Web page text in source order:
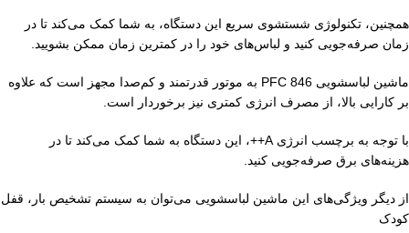
همچنین، تکنولوژی شستشوی سریع این دستگاه، به شما کمک می‌کند تا در
زمان صرفه‌جویی کنید و لباس‌های خود را در کمترین زمان ممکن بشویید.
ماشین لباسشویی PFC 846 به موتور قدرتمند و کم‌صدا مجهز است که علاوه
بر کارایی بالا، از مصرف انرژی کمتری نیز برخوردار است.
با توجه به برچسب انرژی A++، این دستگاه به شما کمک می‌کند تا در
هزینه‌های برق صرفه‌جویی کنید.
از دیگر ویژگی‌های این ماشین لباسشویی می‌توان به سیستم تشخیص بار، قفل
کودک